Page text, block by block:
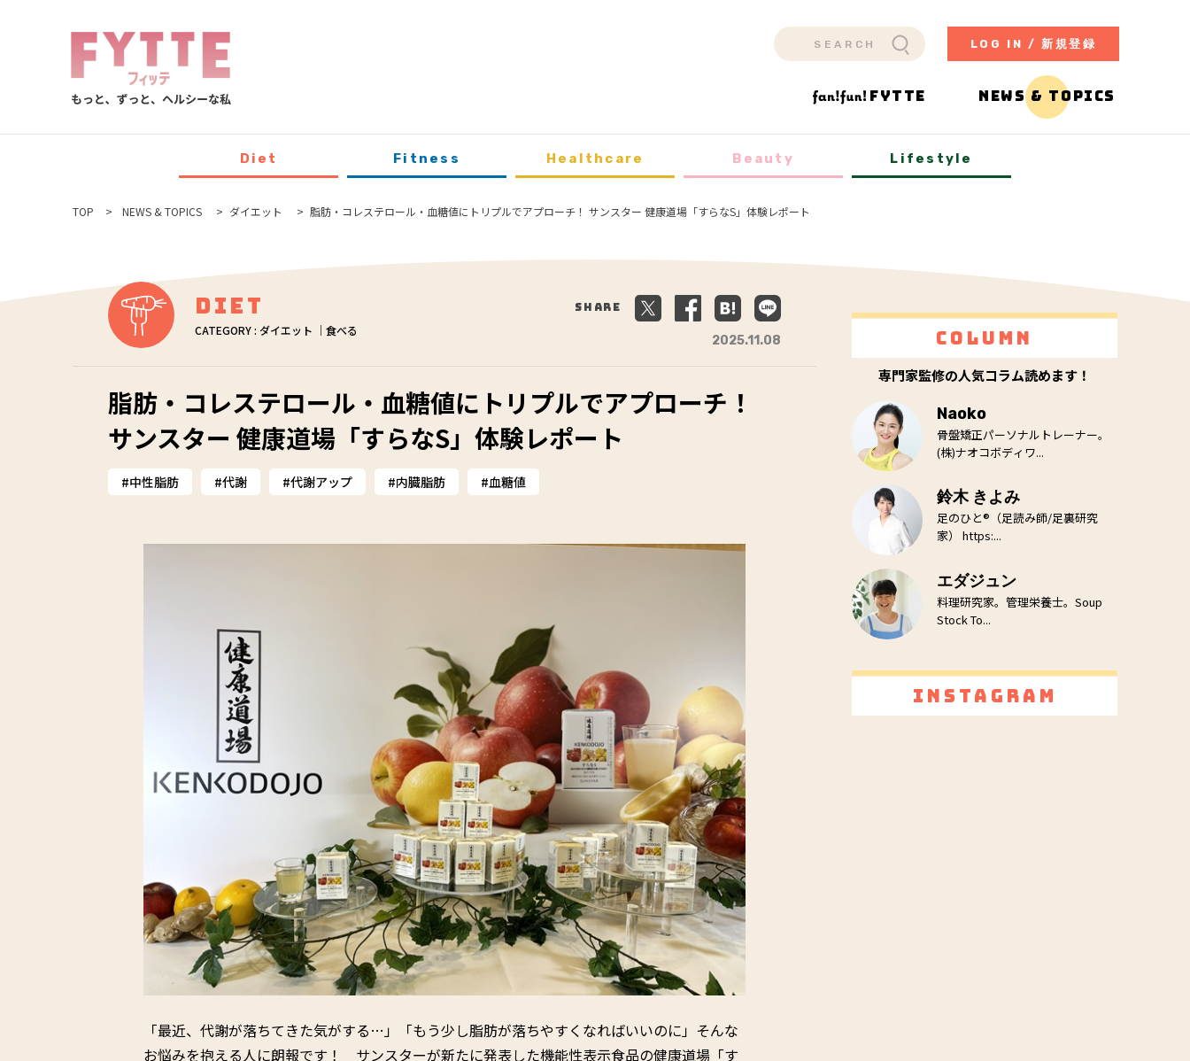
LOG IN / 新規登録
FYTTE NEWS & TOPICS
Diet Fitness Healthcare Beauty Lifestyle
TOP NEWS & TOPICS ダイエット 脂肪・コレステロール・血糖値にトリプルでアプローチ！ サンスター 健康道場「すらなS」体験レポート
Diet
CATEGORY : ダイエット ｜食べる
2025.11.08
脂肪・コレステロール・血糖値にトリプルでアプローチ！
サンスター 健康道場「すらなS」体験レポート
中性脂肪 代謝 代謝アップ 内臓脂肪 血糖値
Share
「最近、代謝が落ちてきた気がする…」「もう少し脂肪が落ちやすくなればいいのに」そんな
お悩みを抱える人に朗報です！ サンスターが新たに発表した機能性表示食品の健康道場「す
Column
専門家監修の人気コラム読めます！
Naoko
骨盤矯正パーソナルトレーナー。
(株)ナオコボディワ...
鈴木 きよみ
足のひと®（足読み師/足裏研究
家） https:...
エダジュン
料理研究家。管理栄養士。Soup
Stock To...
Instagram